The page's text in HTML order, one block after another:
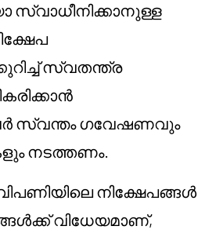
സ്വതന്ത്ര
സ്വന്തം ഗവേഷണവും
നടത്തണം.
നിക്ഷേപങ്ങൾ
വിധേയമാണ്,